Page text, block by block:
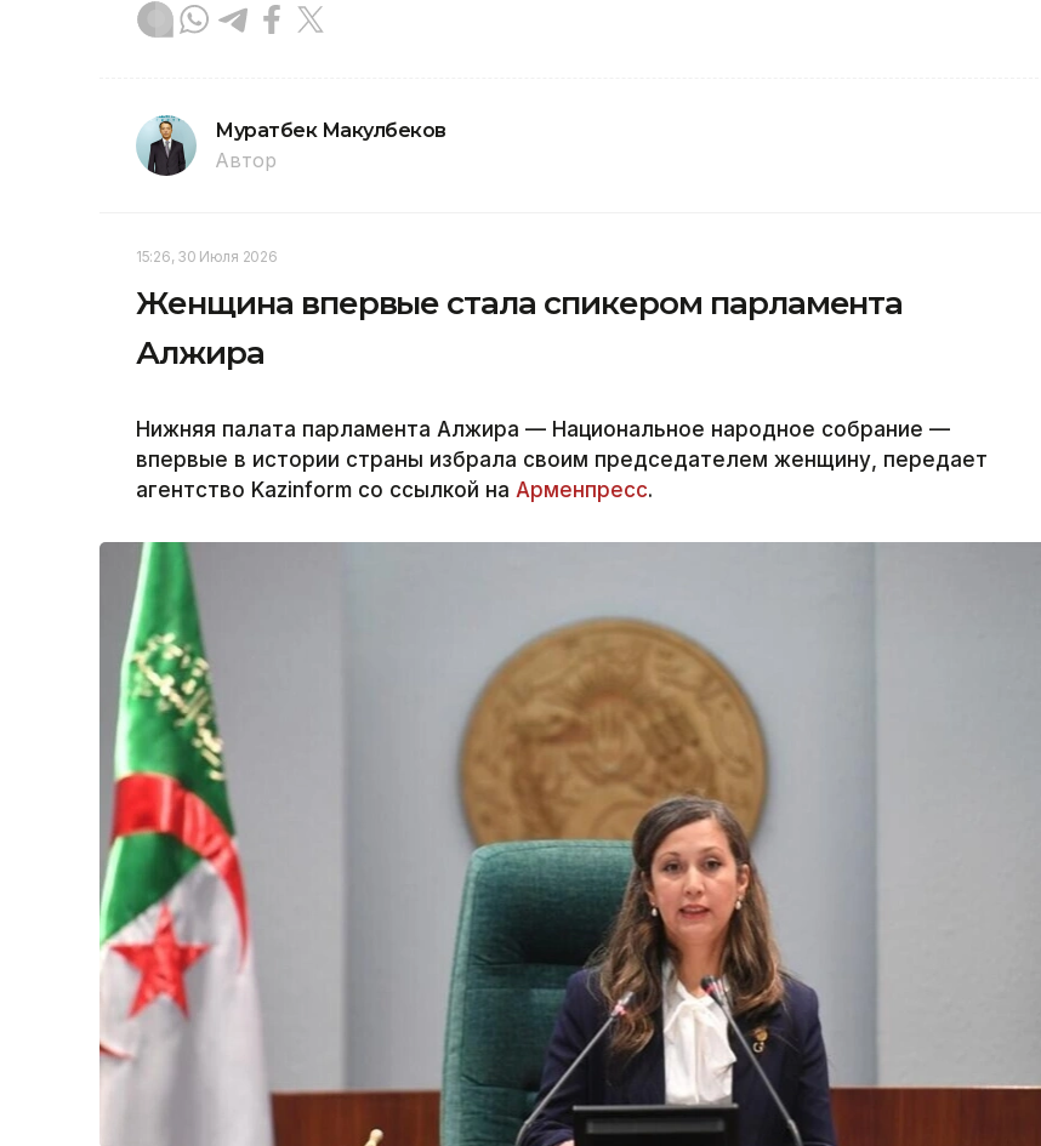
Муратбек Макулбеков
Автор
15:26, 30 Июля 2026
Женщина впервые стала спикером парламента
Алжира
Нижняя палата парламента Алжира — Национальное народное собрание —
впервые в истории страны избрала своим председателем женщину, передает
агентство Kazinform со ссылкой на Арменпресс.